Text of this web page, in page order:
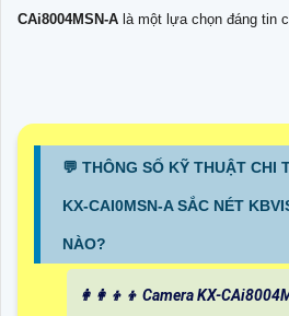
CAi8004MSN-A là một lựa chọn đáng tin
️💬 THÔNG SỐ KỸ THUẬT CHI
KX-CAI0MSN-A SẮC NÉT
NÀO?
👩‍👩‍👦‍👦 Camera KX-